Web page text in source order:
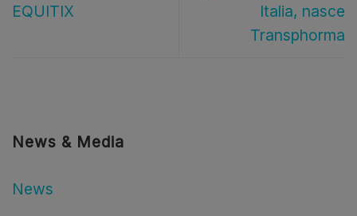
EQUITIX
Italia, nasce
Transphorma
News & Media
News